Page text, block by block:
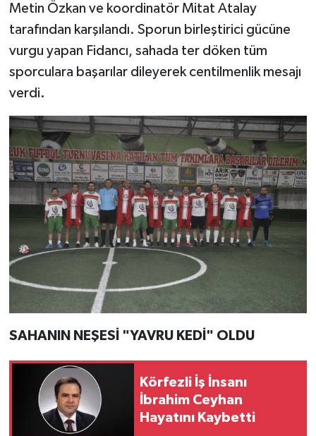
Metin Özkan ve koordinatör Mitat Atalay
tarafından karşılandı. Sporun birleştirici gücüne
vurgu yapan Fidancı, sahada ter döken tüm
sporculara başarılar dileyerek centilmenlik mesajı
verdi.
SAHANIN NEŞESİ "YAVRU KEDİ" OLDU
Körfezli İş İnsanı
İbrahim Ceyhan
Hayatını Kaybetti